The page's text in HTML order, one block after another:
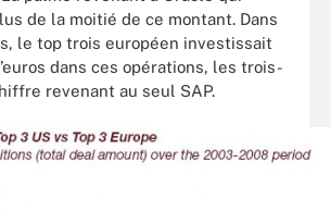
de la moitié de ce montant. Dans
le top trois européen investissait
dans ces opérations, les trois-
revenant au seul SAP.